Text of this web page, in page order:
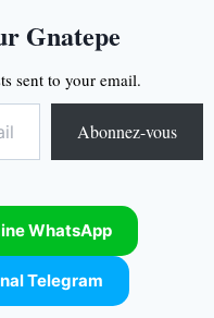
Gnatepe
sent to your email.
Abonnez-vous
WhatsApp
Telegram